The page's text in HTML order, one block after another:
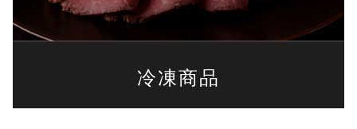
冷凍商品